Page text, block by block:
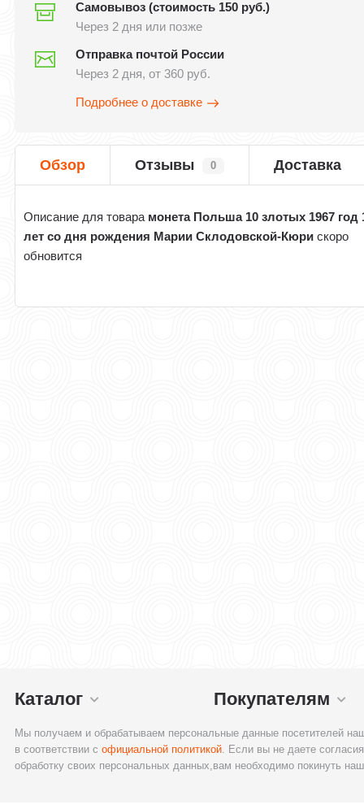
Самовывоз (стоимость 150 руб.)
Через 2 дня или позже
Отправка почтой России
Через 2 дня, от 360 руб.
Подробнее о доставке
Обзор Отзывы 0 Доставка
Описание для товара монета Польша 10 злотых 1967 год
лет со дня рождения Марии Склодовской-Кюри скоро
обновится
Каталог Покупателям
Мы получаем и обрабатываем персональные данные посетителей
в соответствии софициальной политикой. Если вы не даете
обработку своих персональных данных,вам необходимо покинуть